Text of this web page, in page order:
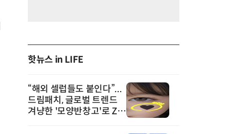
핫뉴스 in LIFE
“해외 셀럽들도 붙인다”...
드림패치, 글로벌 트렌드
겨냥한 '모양반창고'로 Z세